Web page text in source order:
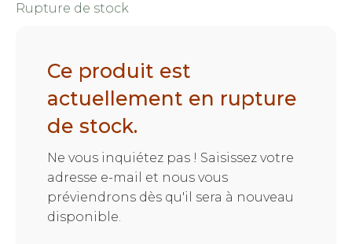
Rupture de stock
Ce produit est
actuellement en rupture
de stock.
Ne vous inquiétez pas ! Saisissez votre
adresse e-mail et nous vous
préviendrons dès qu'il sera à nouveau
disponible.